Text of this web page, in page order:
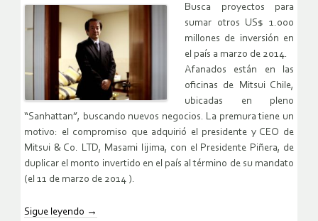
Busca proyectos para
sumar otros US$ 1.000
millones de inversión en
el país a marzo de 2014.
Afanados están en las
oficinas de Mitsui Chile,
ubicadas en pleno
“Sanhattan”, buscando nuevos negocios. La premura tiene un
motivo: el compromiso que adquirió el presidente y CEO de
Mitsui & Co. LTD, Masami Iijima, con el Presidente Piñera, de
duplicar el monto invertido en el país al término de su mandato
(el 11 de marzo de 2014 ).
Sigue leyendo →